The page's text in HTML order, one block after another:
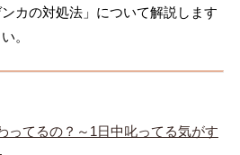
カの対処法」について解説します
。
てるの？～1日中叱ってる気がす